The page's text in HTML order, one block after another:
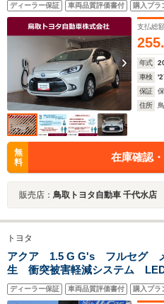
ディーラー保証 車両品質評価書付 購入プラ
支払総
255.
年式
車検
保証
住所
無
料
在庫確認
販売店： 鳥取トヨタ自動車 千代水店
トヨタ
アクア 1.5 G G's フルセグ
生 衝突被害軽減システム
ーナー 記録簿 アイドリングス
ディーラー保証 車両品質評価書付 購入プラ